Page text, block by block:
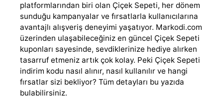
platformlarından biri olan Çiçek Sepeti, her dönem
sunduğu kampanyalar ve fırsatlarla kullanıcılarına
avantajlı alışveriş deneyimi yaşatıyor. Markodi.com
üzerinden ulaşabileceğiniz en güncel Çiçek Sepeti
kuponları sayesinde, sevdiklerinize hediye alırken
tasarruf etmeniz artık çok kolay. Peki Çiçek Sepeti
indirim kodu nasıl alınır, nasıl kullanılır ve hangi
fırsatlar sizi bekliyor? Tüm detayları bu yazıda
bulabilirsiniz.